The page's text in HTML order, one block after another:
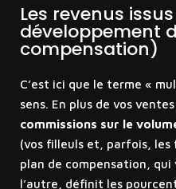
Les revenus
développement
compensation)
C’est ici que le terme «
sens. En plus de vos
commissions sur le
(vos filleuls et, parfois, les
plan de compensation, qui
l’autre, définit les